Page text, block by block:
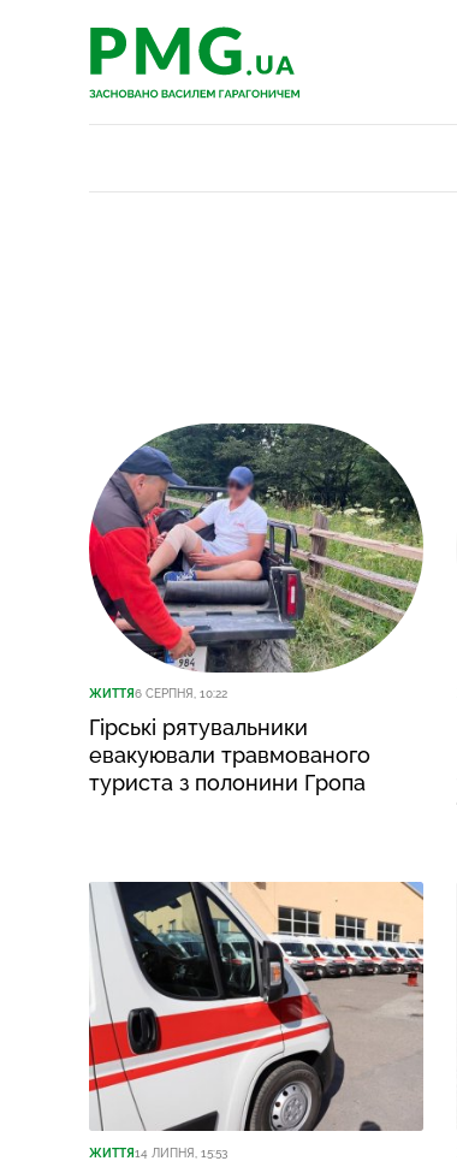
PMG.ua
PMG.ua
ЖИТТЯ6 СЕРПНЯ, 10:22
Гірські рятувальники
евакуювали травмованого
туриста з полонини Гропа
ЖИТТЯ14 ЛИПНЯ, 15:53